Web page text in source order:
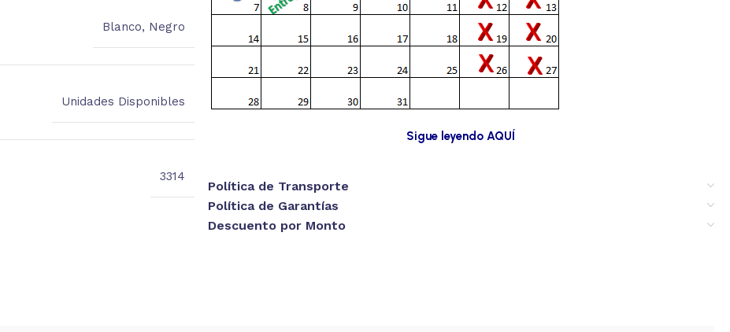
Blanco, Negro
Unidades Disponibles
3314
Sigue leyendo AQUÍ
Política de Transporte
Política de Garantías
Descuento por Monto